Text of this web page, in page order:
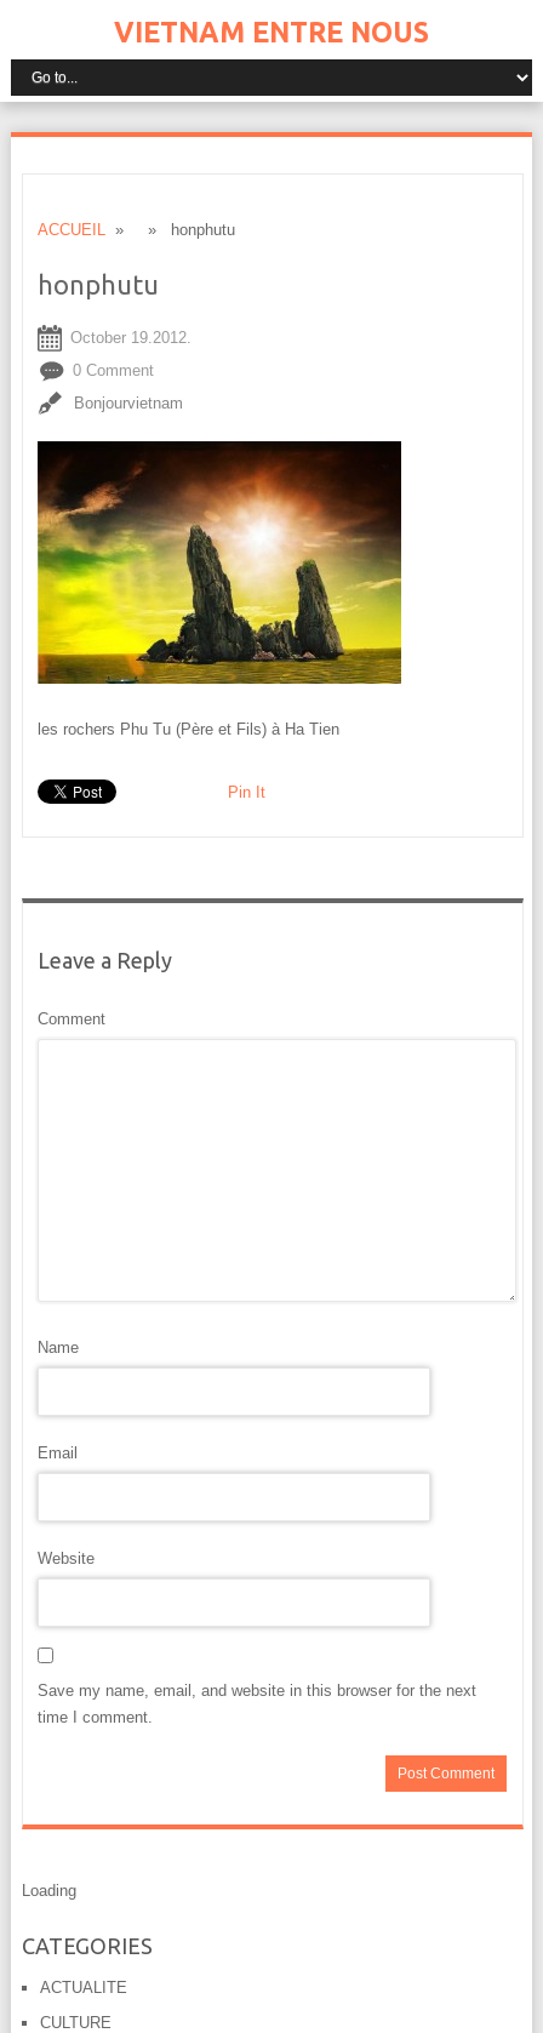
VIETNAM ENTRE NOUS
ACCUEIL» » honphutu
honphutu
October 19.2012.
0 Comment
Bonjourvietnam
les rochers Phu Tu (Père et Fils) à Ha Tien
Pin It
Leave a Reply
Comment
Name
Email
Website
Save my name, email, and website in this browser for the next
time I comment.
Loading
CATEGORIES
ACTUALITE
CULTURE